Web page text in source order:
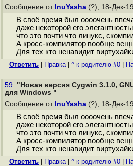
Сообщение от InuYasha (?), 18-Дек-
В своё время был оооочень
даже некоторой его
что это почти что линукс,
А кросс-компилятор вообще
Для тех кто ненавидит
Ответить Правка| ^ к родителю #0
59. "Новая версия Cygwin 3.1.0,
для Windows "
Сообщение от InuYasha (?), 18-Дек-
В своё время был оооочень
даже некоторой его
что это почти что линукс,
А кросс-компилятор вообще
Для тех кто ненавидит
Ответить Правка| ^ к родителю #0